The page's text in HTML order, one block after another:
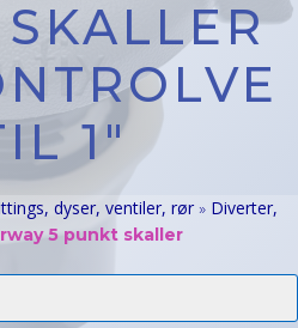
1″
dyser, ventiler, rør » Diverter,
5 punkt skaller